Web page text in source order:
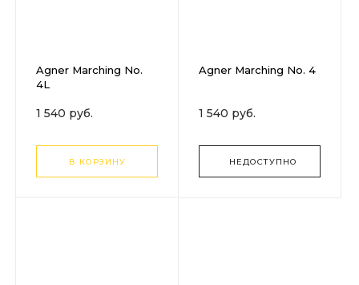
Agner Marching No.
4L
1 540 руб.
В КОРЗИНУ
Agner Marching No. 4
1 540 руб.
НЕДОСТУПНО